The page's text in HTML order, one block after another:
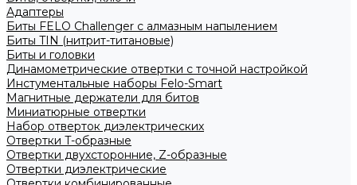
Адаптеры
Биты FELO Challenger с алмазным напылением
Биты TIN (нитрит-титановые)
Биты и головки
Динамометрические отвертки с точной настройкой
Инстументальные наборы Felo-Smart
Магнитные держатели для битов
Миниатюрные отвертки
Набор отверток диэлектрических
Отвертки T-образные
Отвертки двухсторонние, Z-образные
Отвертки диэлектрические